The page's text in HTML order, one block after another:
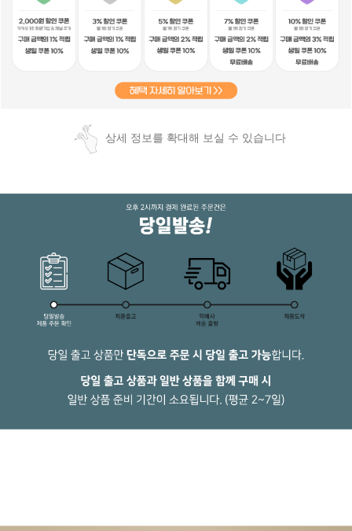
상세 정보를 확대해 보실 수 있습니다